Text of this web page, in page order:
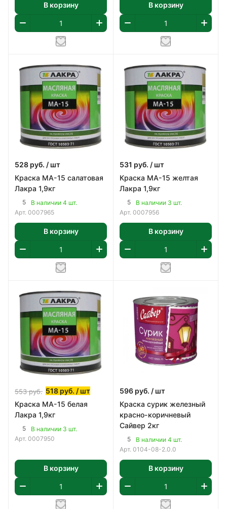
В корзину В корзину
528 руб. / шт
Краска МА-15 салатовая
Лакра 1,9кг
5
В наличии 4 шт.
Арт. 0007965
В корзину
531 руб. / шт
Краска МА-15 желтая
Лакра 1,9кг
5
В наличии 3 шт.
Арт. 0007956
В корзину
553руб. 518 руб. / шт
Краска МА-15 белая
Лакра 1,9кг
5
В наличии 3 шт.
Арт. 0007950
В корзину
596 руб. / шт
Краска сурик железный
красно-коричневый
Сайвер 2кг
5
В наличии 4 шт.
Арт. 0104-08-2.0.0
В корзину